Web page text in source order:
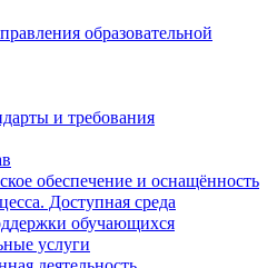
образовательной
и требования
обеспечение и оснащённость
Доступная среда
обучающихся
услуги